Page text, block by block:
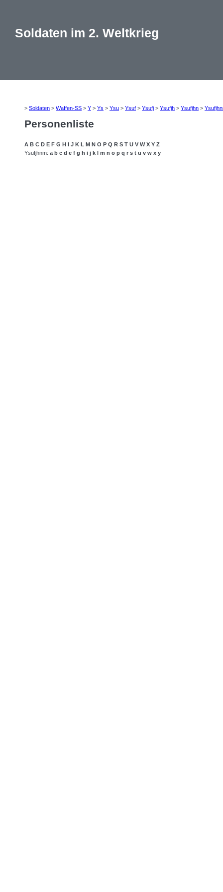
Soldaten im 2. Weltkrieg
> Soldaten > Waffen-SS > Y > Ys > Ysu > Ysuf > Ysufj > Ysufjh > Ysufjhn >
Personenliste
A B C D E F G H I J K L M N O P Q R S T U V W X Y Z
Ysufjhnm: a b c d e f g h i j k l m n o p q r s t u v w x y